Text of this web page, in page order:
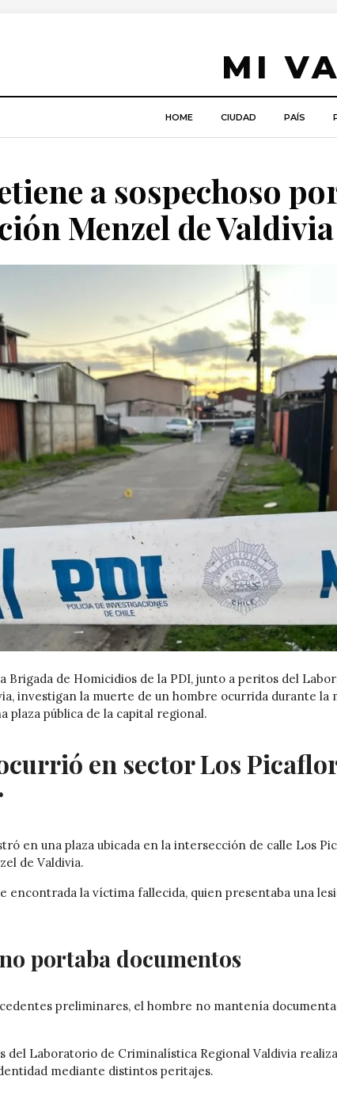
MI
HOME CIUDAD PAÍS
a sospechoso
Menzel de Valdivia
Brigada de Homicidios de la PDI, junto a peritos del
investigan la muerte de un hombre ocurrida durante la
plaza pública de la capital regional.
en sector Los
en una plaza ubicada en la intersección de calle Los
de Valdivia.
encontrada la víctima fallecida, quien presentaba una
portaba documentos
preliminares, el hombre no mantenía
del Laboratorio de Criminalística Regional Valdivia
mediante distintos peritajes.